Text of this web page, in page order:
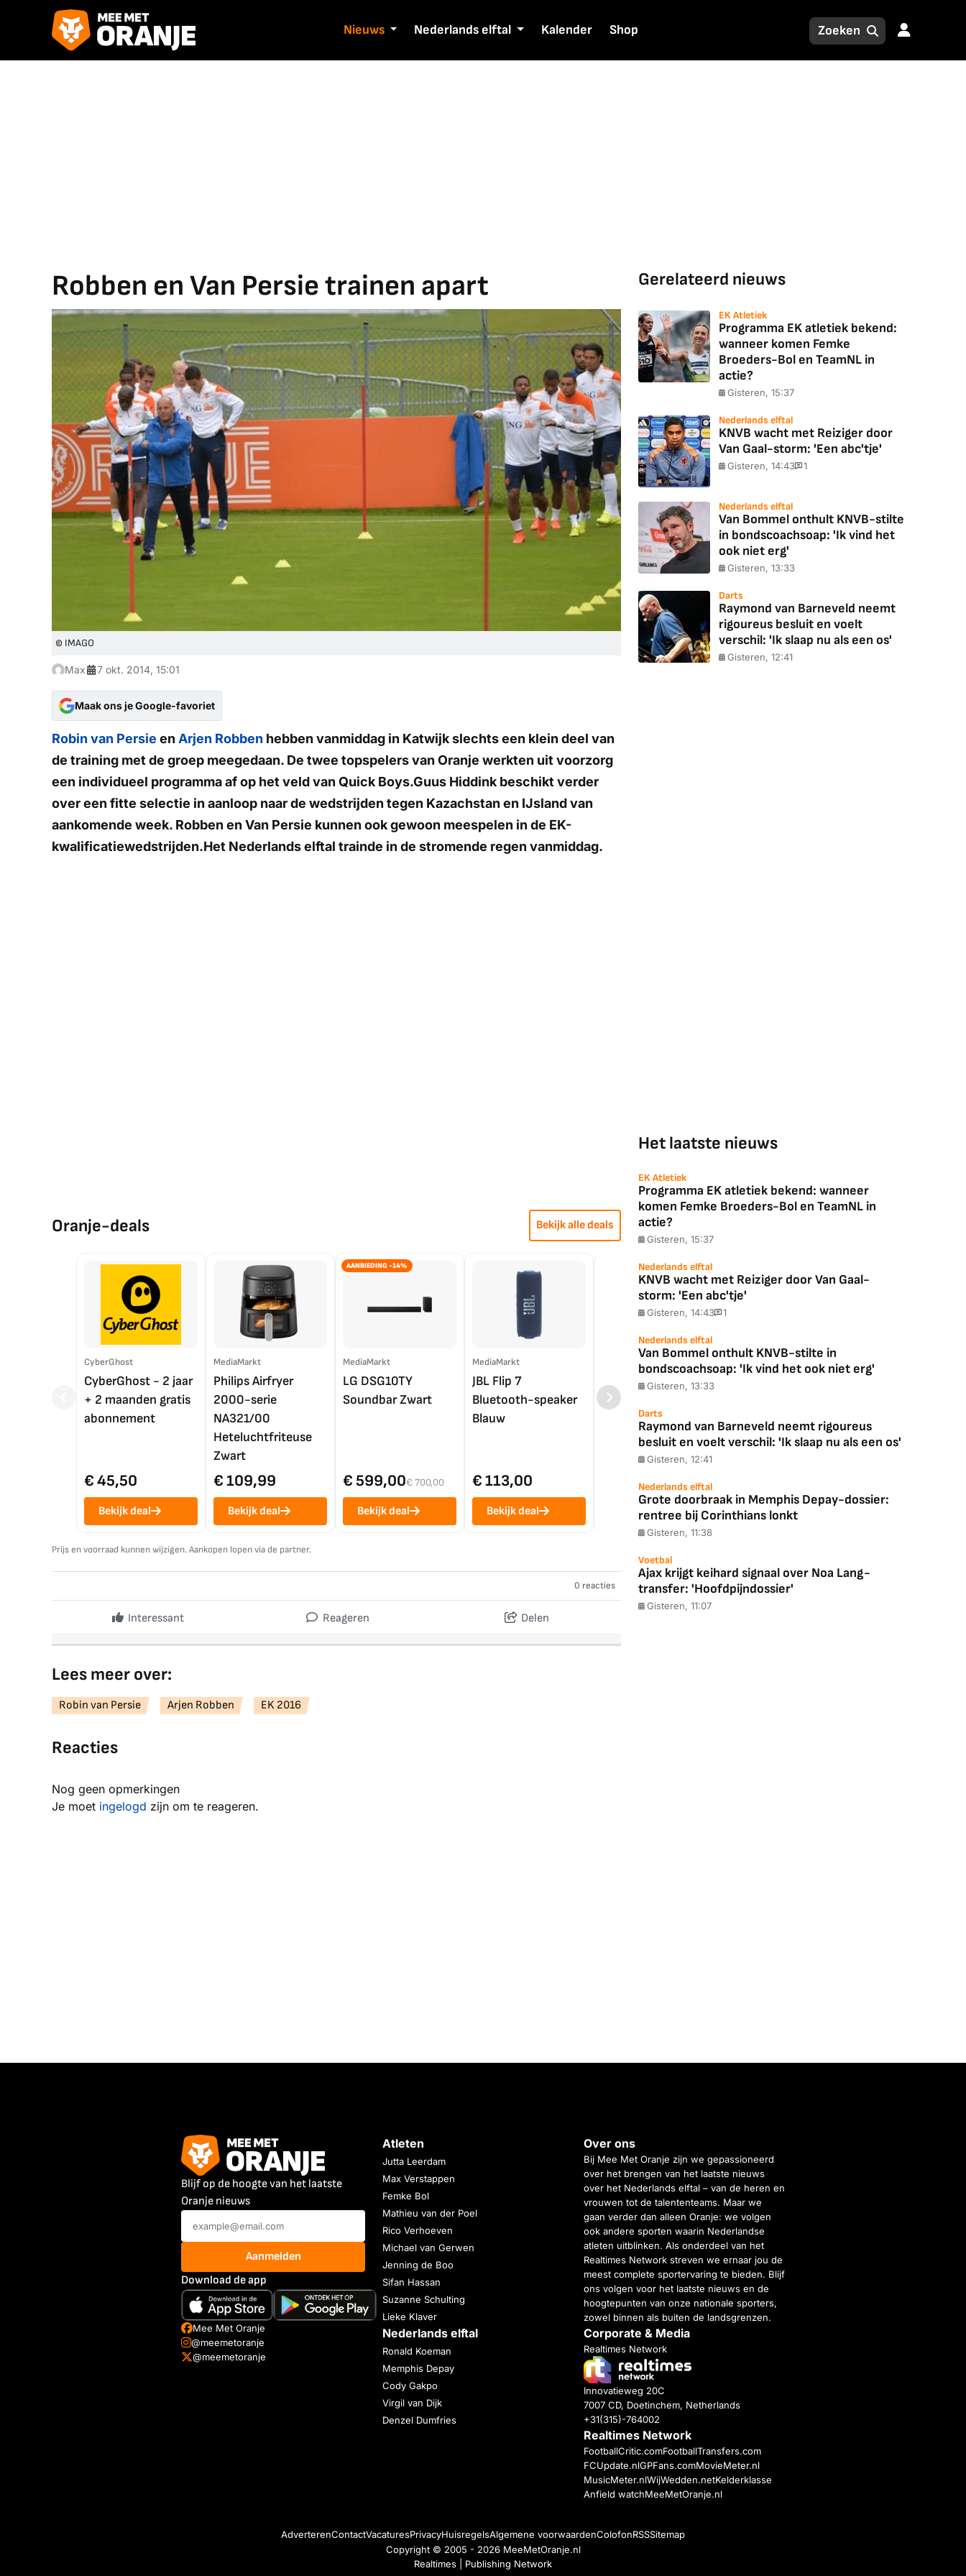
Nieuws Nederlands elftal Kalender Shop
Robben en Van Persie trainen apart
© IMAGO
Max 7 okt. 2014, 15:01
Maak ons je Google-favoriet
Robin van Persie en Arjen Robben hebben vanmiddag in Katwijk slechts een klein deel van
de training met de groep meegedaan. De twee topspelers van Oranje werkten uit voorzorg
een individueel programma af op het veld van Quick Boys.Guus Hiddink beschikt verder
over een fitte selectie in aanloop naar de wedstrijden tegen Kazachstan en IJsland van
aankomende week. Robben en Van Persie kunnen ook gewoon meespelen in de EK-
kwalificatiewedstrijden.Het Nederlands elftal trainde in de stromende regen vanmiddag.
Oranje-deals Bekijk alle deals
CyberGhost
CyberGhost - 2 jaar
+ 2 maanden gratis
abonnement
€ 45,50
Bekijk deal
MediaMarkt
Philips Airfryer
2000-serie
NA321/00
Heteluchtfriteuse
Zwart
€ 109,99
Bekijk deal
AANBIEDING -14%
MediaMarkt
LG DSG10TY
Soundbar Zwart
€ 599,00€ 700,00
Bekijk deal
MediaMarkt
JBL Flip 7
Bluetooth-speaker
Blauw
€ 113,00
Bekijk deal
LG OLED55C56LB
4K TV (2025)
€ 1.088,00
Bekijk deal
Coolblue
Bekijk deal
MediaMarkt
Google TV
Prijs en voorraad kunnen wijzigen. Aankopen lopen via de partner.
0 reacties
Interessant Reageren Delen
Lees meer over:
Robin van Persie Arjen Robben EK 2016
Reacties
Nog geen opmerkingen
Je moet ingelogd zijn om te reageren.
Gerelateerd nieuws
EK Atletiek
Programma EK atletiek bekend:
wanneer komen Femke
Broeders-Bol en TeamNL in
actie?
Gisteren, 15:37
Nederlands elftal
KNVB wacht met Reiziger door
Van Gaal-storm: 'Een abc'tje'
Gisteren, 14:43 1
Nederlands elftal
Van Bommel onthult KNVB-stilte
in bondscoachsoap: 'Ik vind het
ook niet erg'
Gisteren, 13:33
Darts
Raymond van Barneveld neemt
rigoureus besluit en voelt
verschil: 'Ik slaap nu als een os'
Gisteren, 12:41
Het laatste nieuws
EK Atletiek
Programma EK atletiek bekend: wanneer
komen Femke Broeders-Bol en TeamNL in
actie?
Gisteren, 15:37
Nederlands elftal
KNVB wacht met Reiziger door Van Gaal-
storm: 'Een abc'tje'
Gisteren, 14:43 1
Nederlands elftal
Van Bommel onthult KNVB-stilte in
bondscoachsoap: 'Ik vind het ook niet erg'
Gisteren, 13:33
Darts
Raymond van Barneveld neemt rigoureus
besluit en voelt verschil: 'Ik slaap nu als een os'
Gisteren, 12:41
Nederlands elftal
Grote doorbraak in Memphis Depay-dossier:
rentree bij Corinthians lonkt
Gisteren, 11:38
Voetbal
Ajax krijgt keihard signaal over Noa Lang-
transfer: 'Hoofdpijndossier'
Gisteren, 11:07
Blijf op de hoogte van het laatste
Oranje nieuws
Aanmelden
Download de app
Mee Met Oranje
@meemetoranje
@meemetoranje
Atleten
Jutta Leerdam
Max Verstappen
Femke Bol
Mathieu van der Poel
Rico Verhoeven
Michael van Gerwen
Jenning de Boo
Sifan Hassan
Suzanne Schulting
Lieke Klaver
Nederlands elftal
Ronald Koeman
Memphis Depay
Cody Gakpo
Virgil van Dijk
Denzel Dumfries
Over ons
Bij Mee Met Oranje zijn we gepassioneerd
over het brengen van het laatste nieuws
over het Nederlands elftal – van de heren en
vrouwen tot de talententeams. Maar we
gaan verder dan alleen Oranje: we volgen
ook andere sporten waarin Nederlandse
atleten uitblinken. Als onderdeel van het
Realtimes Network streven we ernaar jou de
meest complete sportervaring te bieden. Blijf
ons volgen voor het laatste nieuws en de
hoogtepunten van onze nationale sporters,
zowel binnen als buiten de landsgrenzen.
Corporate & Media
Realtimes Network
Innovatieweg 20C
7007 CD, Doetinchem, Netherlands
+31(315)-764002
Realtimes Network
FootballCritic.comFootballTransfers.com
FCUpdate.nlGPFans.comMovieMeter.nl
MusicMeter.nlWijWedden.netKelderklasse
Anfield watchMeeMetOranje.nl
AdverterenContactVacaturesPrivacyHuisregelsAlgemene voorwaardenColofonRSSSitemap
Copyright © 2005 - 2026 MeeMetOranje.nl
Realtimes | Publishing Network